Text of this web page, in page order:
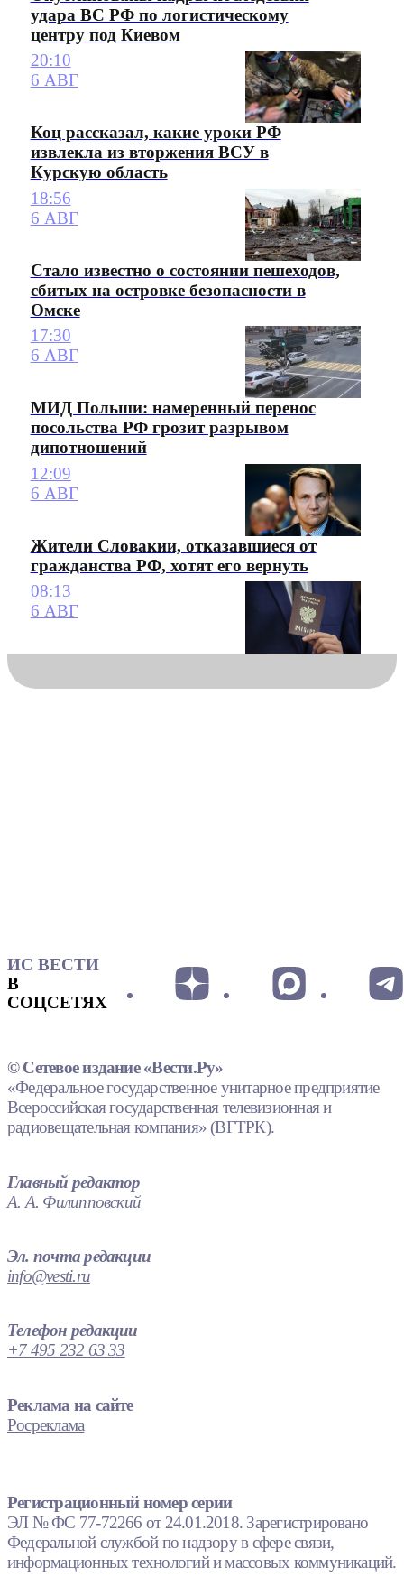
удара ВС РФ по логистическому
центру под Киевом
20:10
6 АВГ
Коц рассказал, какие уроки РФ
извлекла из вторжения ВСУ в
Курскую область
18:56
6 АВГ
Стало известно о состоянии пешеходов,
сбитых на островке безопасности в
Омске
17:30
6 АВГ
МИД Польши: намеренный перенос
посольства РФ грозит разрывом
дипотношений
12:09
6 АВГ
Жители Словакии, отказавшиеся от
гражданства РФ, хотят его вернуть
08:13
6 АВГ
ИС ВЕСТИ
В
СОЦСЕТЯХ
© Сетевое издание «Вести.Ру»
«Федеральное государственное унитарное предприятие
Всероссийская государственная телевизионная и
радиовещательная компания» (ВГТРК).
Главный редактор
А. А. Филипповский
Эл. почта редакции
info@vesti.ru
Телефон редакции
+7 495 232 63 33
Реклама на сайте
Росреклама
Регистрационный номер серии
ЭЛ № ФС 77-72266 от 24.01.2018. Зарегистрировано
Федеральной службой по надзору в сфере связи,
информационных технологий и массовых коммуникаций.